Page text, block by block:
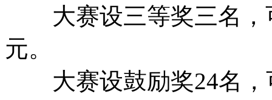
大赛设三等奖三名，
元。
大赛设鼓励奖24名，